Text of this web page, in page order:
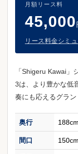
月額リース料
45,000
リース料金シミ
「Shigeru Kawai」
3は、より豊かな低
奏にも応えるグラン
奥行 188cm
間口 150cm